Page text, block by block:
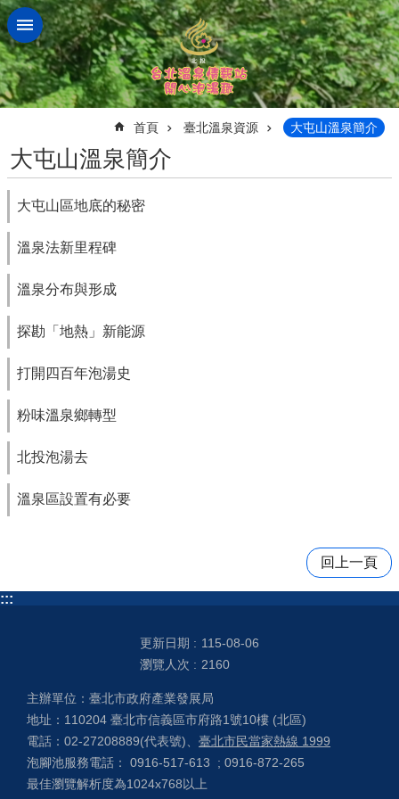
跳到主要內容區塊
首頁 臺北溫泉資源 大屯山溫泉簡介
大屯山溫泉簡介
大屯山區地底的秘密
溫泉法新里程碑
溫泉分布與形成
探勘「地熱」新能源
打開四百年泡湯史
粉味溫泉鄉轉型
北投泡湯去
溫泉區設置有必要
回上一頁
:::
更新日期
115-08-06
瀏覽人次
2160
主辦單位：臺北市政府產業發展局
地址：110204 臺北市信義區市府路1號10樓 (北區)
電話：02-27208889(代表號)、 臺北市民當家熱線 1999
泡腳池服務電話： 0916-517-613 ; 0916-872-265
最佳瀏覽解析度為1024x768以上